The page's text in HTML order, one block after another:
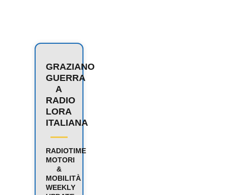
GRAZIANO
GUERRA
A
RADIO
LORA
ITALIANA
RADIOTIME
MOTORI
&
MOBILITÀ
WEEKLY